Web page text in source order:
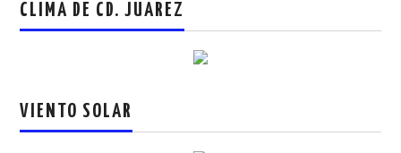
CLIMA DE CD. JUAREZ
VIENTO SOLAR